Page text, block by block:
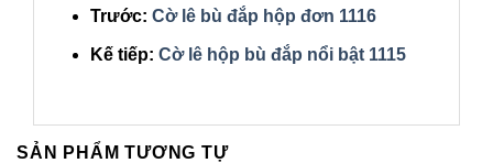
Trước: Cờ lê bù đắp hộp đơn 1116
Kế tiếp: Cờ lê hộp bù đắp nổi bật 1115
SẢN PHẨM TƯƠNG TỰ